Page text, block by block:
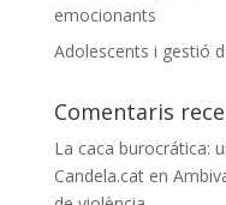
emocionants
Adolescents i gestió
Comentaris
La caca burocrática:
Candela.caten